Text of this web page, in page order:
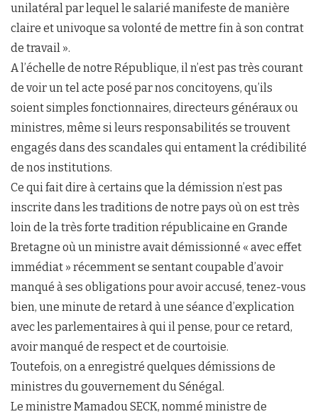
unilatéral par lequel le salarié manifeste de manière
claire et univoque sa volonté de mettre fin à son contrat
de travail ».
A l’échelle de notre République, il n’est pas très courant
de voir un tel acte posé par nos concitoyens, qu’ils
soient simples fonctionnaires, directeurs généraux ou
ministres, même si leurs responsabilités se trouvent
engagés dans des scandales qui entament la crédibilité
de nos institutions.
Ce qui fait dire à certains que la démission n’est pas
inscrite dans les traditions de notre pays où on est très
loin de la très forte tradition républicaine en Grande
Bretagne où un ministre avait démissionné « avec effet
immédiat » récemment se sentant coupable d’avoir
manqué à ses obligations pour avoir accusé, tenez-vous
bien, une minute de retard à une séance d’explication
avec les parlementaires à qui il pense, pour ce retard,
avoir manqué de respect et de courtoisie.
Toutefois, on a enregistré quelques démissions de
ministres du gouvernement du Sénégal.
Le ministre Mamadou SECK, nommé ministre de